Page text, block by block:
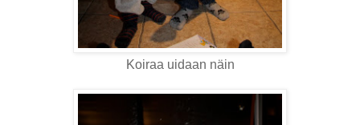
Koiraa uidaan näin